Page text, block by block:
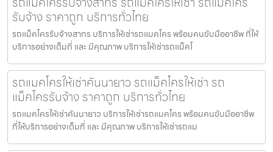
รับจ้าง ราคาถูก บริการทั่วไทย
รถแม็คโครรับจ้างสาทร บริการให้เช่ารถแมคโคร พร้อมคนขับมืออาชีพ ที่ให้
บริการอย่างเต็มที่ และ มีคุณภาพ บริการให้เช่ารถแม็คโ
รถแมคโครให้เช่าคันนายาว รถแม็คโครให้เช่า รถ
แม็คโครรับจ้าง ราคาถูก บริการทั่วไทย
รถแมคโครให้เช่าคันนายาว บริการให้เช่ารถแมคโคร พร้อมคนขับมืออาชีพ
ที่ให้บริการอย่างเต็มที่ และ มีคุณภาพ บริการให้เช่ารถแม